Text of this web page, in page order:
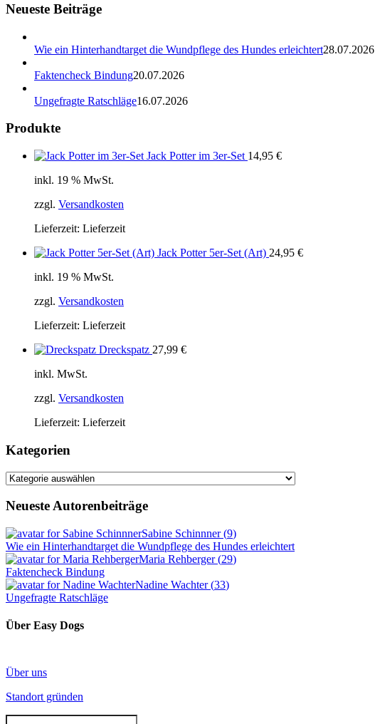
Neueste Beiträge
Wie ein Hinterhandtarget die Wundpflege des Hundes erleichtert28.07.2026
Faktencheck Bindung20.07.2026
Ungefragte Ratschläge16.07.2026
Produkte
Jack Potter im 3er-Set 14,95 €
inkl. 19 % MwSt.
zzgl. Versandkosten
Lieferzeit: Lieferzeit
Jack Potter 5er-Set (Art) 24,95 €
inkl. 19 % MwSt.
zzgl. Versandkosten
Lieferzeit: Lieferzeit
Dreckspatz 27,99 €
inkl. MwSt.
zzgl. Versandkosten
Lieferzeit: Lieferzeit
Kategorien
Kategorien
Neueste Autorenbeiträge
Sabine Schinnner(9)
Wie ein Hinterhandtarget die Wundpflege des Hundes erleichtert
Maria Rehberger(29)
Faktencheck Bindung
Nadine Wachter(33)
Ungefragte Ratschläge
Über Easy Dogs
Über uns
Standort gründen